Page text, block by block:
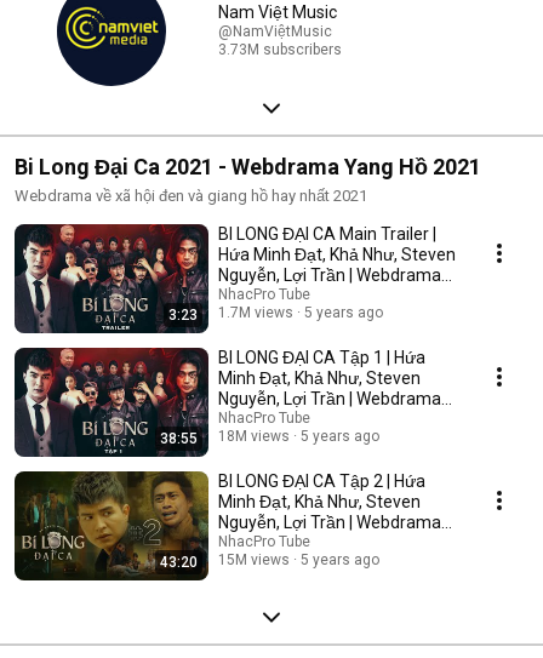
Nam Việt Music
@NamViệtMusic
3.73M subscribers
Bi Long Đại Ca 2021 - Webdrama Yang Hồ 2021
Webdrama về xã hội đen và giang hồ hay nhất 2021
3:23
BI LONG ĐẠI CA Main Trailer |
Hứa Minh Đạt, Khả Như, Steven
Nguyễn, Lợi Trần | Webdrama
Yang Hồ 2021
NhacPro Tube
1.7M views
5 years ago
38:55
BI LONG ĐẠI CA Tập 1 | Hứa
Minh Đạt, Khả Như, Steven
Nguyễn, Lợi Trần | Webdrama
Yang Hồ 2021
NhacPro Tube
18M views
5 years ago
43:20
BI LONG ĐẠI CA Tập 2 | Hứa
Minh Đạt, Khả Như, Steven
Nguyễn, Lợi Trần | Webdrama
Yang Hồ 2021
NhacPro Tube
15M views
5 years ago